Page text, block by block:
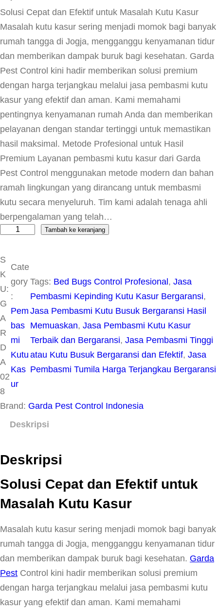
Solusi Cepat dan Efektif untuk Masalah Kutu Kasur
Masalah kutu kasur sering menjadi momok bagi banyak
rumah tangga di Jogja, mengganggu kenyamanan tidur
dan memberikan dampak buruk bagi kesehatan. Garda
Pest Control kini hadir memberikan solusi premium
dengan harga terjangkau melalui jasa pembasmi kutu
kasur yang efektif dan aman. Kami memahami
pentingnya kenyamanan rumah Anda dan memberikan
pelayanan dengan standar tertinggi untuk memastikan
hasil maksimal. Metode Profesional untuk Hasil
Premium Layanan pembasmi kutu kasur dari Garda
Pest Control menggunakan metode modern dan bahan
ramah lingkungan yang dirancang untuk membasmi
kutu secara menyeluruh. Tim kami adalah tenaga ahli
berpengalaman yang telah…
a
n
t
i
t
a
s
P
r
o
m
s
a
e
a
m
i
Tambah ke keranjang
S
K
U:
G
A
R
D
A
02
8
Cate
gory
:
Pem
bas
mi
Kutu
Kas
ur
Tags: Bed Bugs Control Profesional, Jasa
Pembasmi Kepinding Kutu Kasur Bergaransi,
Jasa Pembasmi Kutu Busuk Bergaransi Hasil
Memuaskan, Jasa Pembasmi Kutu Kasur
Terbaik dan Bergaransi, Jasa Pembasmi Tinggi
atau Kutu Busuk Bergaransi dan Efektif, Jasa
Pembasmi Tumila Harga Terjangkau Bergaransi
Brand: Garda Pest Control Indonesia
Deskripsi
Deskripsi
Solusi Cepat dan Efektif untuk
Masalah Kutu Kasur
Masalah kutu kasur sering menjadi momok bagi banyak
rumah tangga di Jogja, mengganggu kenyamanan tidur
dan memberikan dampak buruk bagi kesehatan. Garda
Pest Control kini hadir memberikan solusi premium
dengan harga terjangkau melalui jasa pembasmi kutu
kasur yang efektif dan aman. Kami memahami